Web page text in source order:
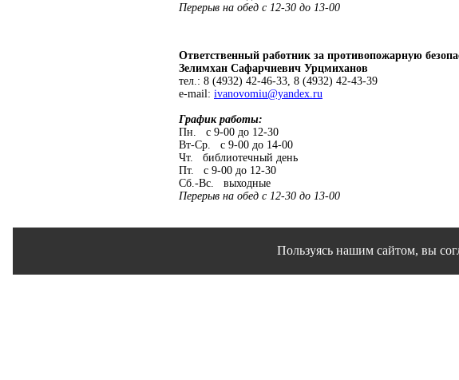
Перерыв на обед с 12-30 до 13-00
Ответственный работник за противопожарную
Зелимхан Сафарчиевич Урцмиханов
тел.: 8 (4932) 42-46-33, 8 (4932) 42-43-39
e-mail: ivanovomiu@yandex.ru
График работы:
Пн. с 9-00 до 12-30
Вт-Ср. с 9-00 до 14-00
Чт. библиотечный день
Пт. с 9-00 до 12-30
Сб.-Вс. выходные
Перерыв на обед с 12-30 до 13-00
Пользуясь нашим сайтом, вы